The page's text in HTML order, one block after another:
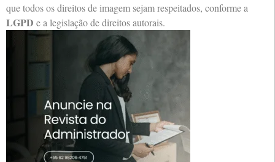
que todos os direitos de imagem sejam respeitados, conforme a
LGPD e a legislação de direitos autorais.